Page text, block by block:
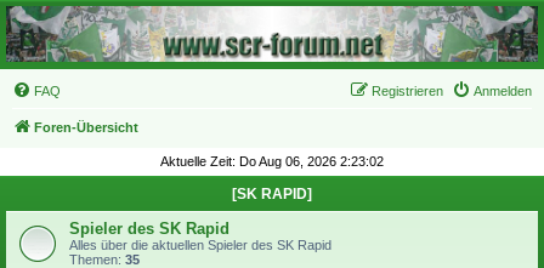
FAQ Anmelden
Registrieren
Foren-Übersicht
Aktuelle Zeit: Do Aug 06, 2026 2:23:02
[SK RAPID]
Spieler des SK Rapid
Alles über die aktuellen Spieler des SK Rapid
Themen: 35